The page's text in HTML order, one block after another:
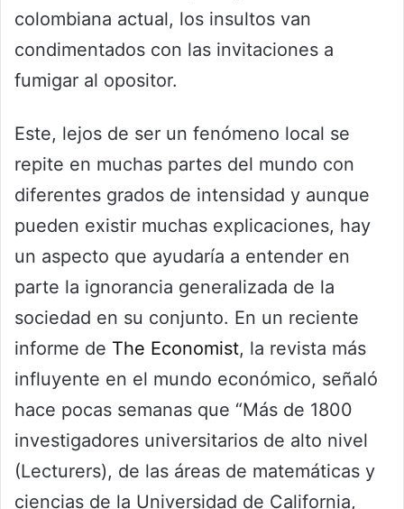
colombiana actual, los insultos van
condimentados con las invitaciones a
fumigar al opositor.
Este, lejos de ser un fenómeno local se
repite en muchas partes del mundo con
diferentes grados de intensidad y aunque
pueden existir muchas explicaciones, hay
un aspecto que ayudaría a entender en
parte la ignorancia generalizada de la
sociedad en su conjunto. En un reciente
informe de The Economist, la revista más
influyente en el mundo económico, señaló
hace pocas semanas que “Más de 1800
investigadores universitarios de alto nivel
(Lecturers), de las áreas de matemáticas y
ciencias de la Universidad de California,